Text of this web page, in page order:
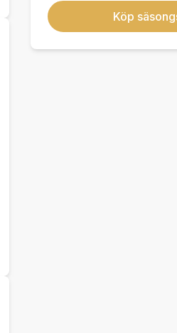
Köp